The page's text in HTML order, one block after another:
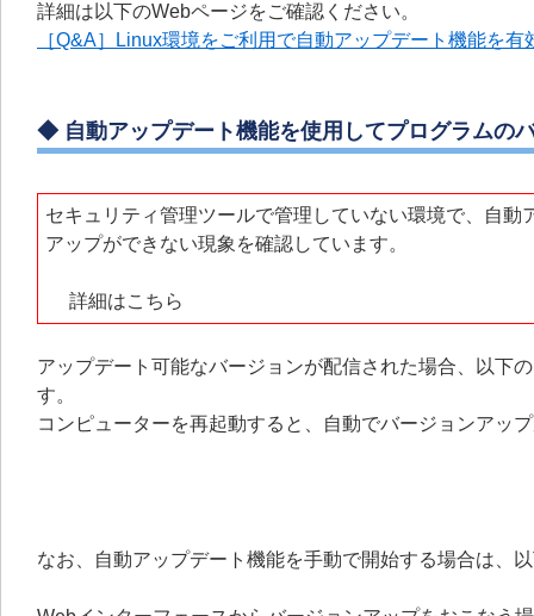
詳細は以下のWebページをご確認ください。
［Q&A］Linux環境をご利用で自動アップデート機能を
◆ 自動アップデート機能を使用してプログラムの
セキュリティ管理ツールで管理していない環境で、自
アップができない現象を確認しています。
詳細はこちら
アップデート可能なバージョンが配信された場合、以下
す。
コンピューターを再起動すると、自動でバージョンアッ
なお、自動アップデート機能を手動で開始する場合は、